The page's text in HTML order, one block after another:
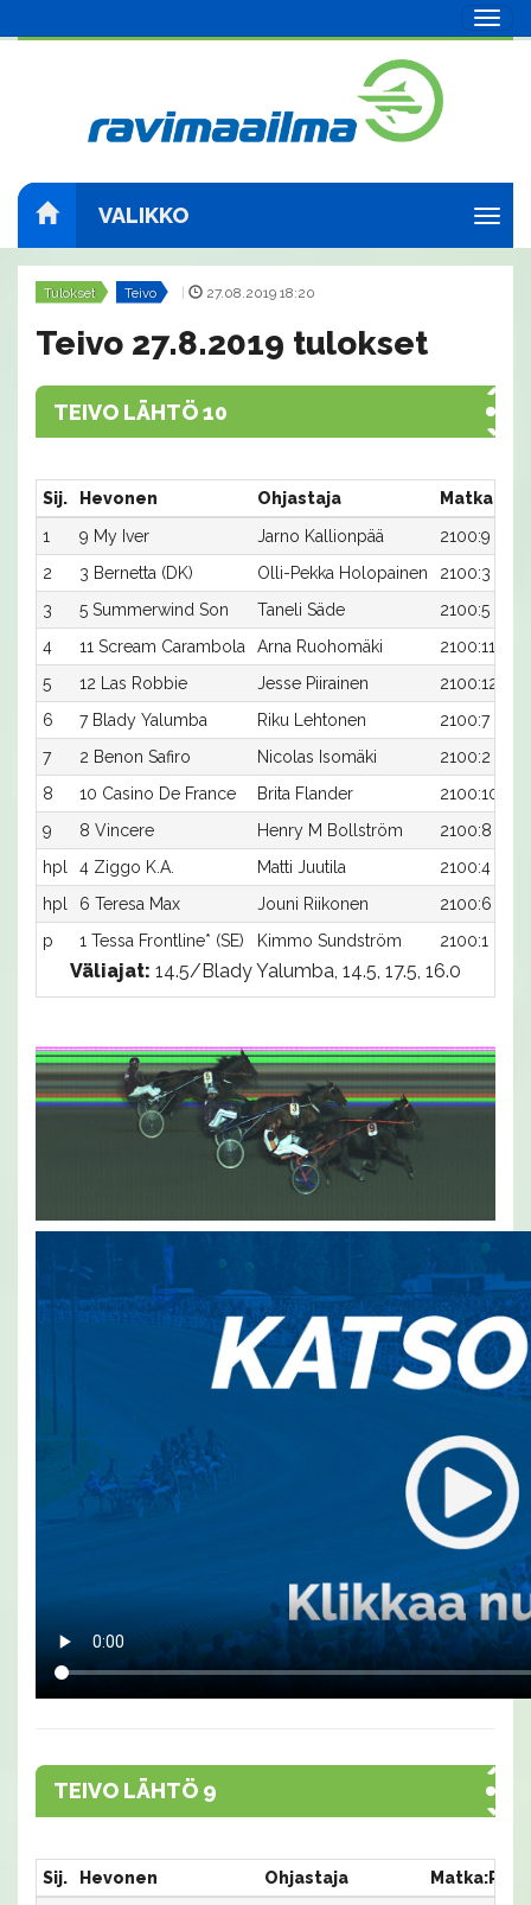
VALIKKO
Tulokset Teivo 27.08.2019 18:20
Teivo 27.8.2019 tulokset
TEIVO LÄHTÖ 10
Sij. Hevonen Ohjastaja
1
9 My Iver Jarno Kallionpää
2100:9
2
3 Bernetta (DK) Olli-Pekka Holopainen
2100:3
3
5 Summerwind Son Taneli Säde
2100:5
4
11 Scream Carambola Arna Ruohomäki
2100:11
5
12 Las Robbie Jesse Piirainen
2100:12
6
7 Blady Yalumba Riku Lehtonen
2100:7
7
2 Benon Safiro Nicolas Isomäki
2100:2
8
10 Casino De France Brita Flander
2100:10
9
8 Vincere Henry M Bollström
2100:8
hpl
4 Ziggo K.A. Matti Juutila
2100:4
hpl
6 Teresa Max Jouni Riikonen
2100:6
p
1 Tessa Frontline* (SE) Kimmo Sundström 2100:1
Väliajat: 14.5/Blady Yalumba, 14.5, 17.5, 16.0
TEIVO LÄHTÖ 9
Sij. Hevonen Ohjastaja
Matka:Rata